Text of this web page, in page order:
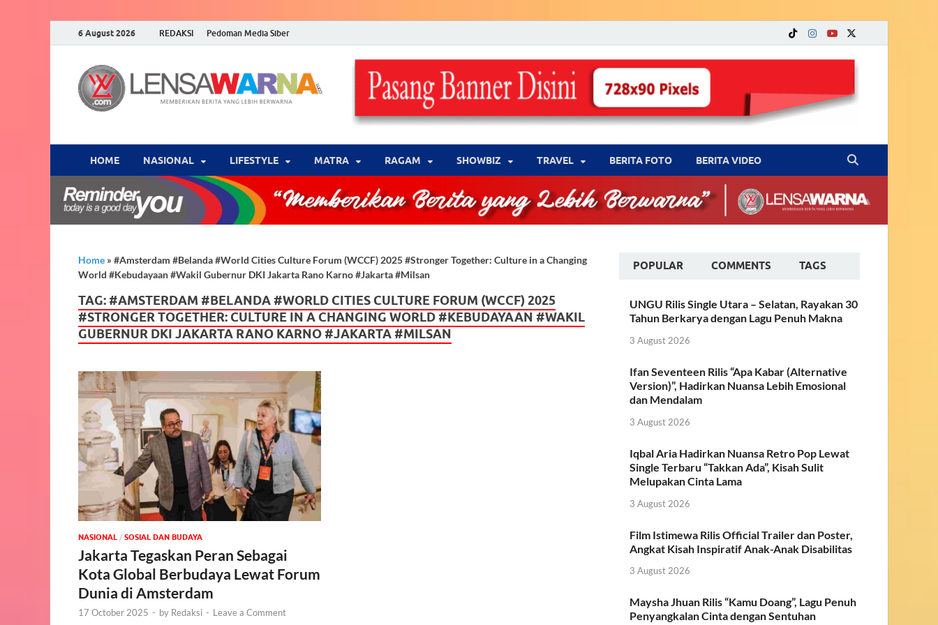
6 August 2026 REDAKSI Pedoman Media Siber
LENSA WARNA .com
Memberikan Berita yang Lebih Berwarna
HOME NASIONAL ‎LIFESTYLE MATRA ‎RAGAM ‎SHOWBIZ ‎TRAVEL BERITA FOTO BERITA VIDEO
Home » #Amsterdam #Belanda #World Cities Culture Forum (WCCF) 2025 #Stronger Together: Culture in a Changing
World #Kebudayaan #Wakil Gubernur DKI Jakarta Rano Karno #Jakarta #Milsan
TAG: #AMSTERDAM #BELANDA #WORLD CITIES CULTURE FORUM (WCCF) 2025
#STRONGER TOGETHER: CULTURE IN A CHANGING WORLD #KEBUDAYAAN #WAKIL
GUBERNUR DKI JAKARTA RANO KARNO #JAKARTA #MILSAN
NASIONAL / SOSIAL DAN BUDAYA
Jakarta Tegaskan Peran Sebagai
Kota Global Berbudaya Lewat Forum
Dunia di Amsterdam
17 October 2025 - by Redaksi - Leave a Comment
POPULAR COMMENTS TAGS
UNGU Rilis Single Utara – Selatan, Rayakan 30
Tahun Berkarya dengan Lagu Penuh Makna
3 August 2026
Ifan Seventeen Rilis “Apa Kabar (Alternative
Version)”, Hadirkan Nuansa Lebih Emosional
dan Mendalam
3 August 2026
Iqbal Aria Hadirkan Nuansa Retro Pop Lewat
Single Terbaru “Takkan Ada”, Kisah Sulit
Melupakan Cinta Lama
3 August 2026
Film Istimewa Rilis Official Trailer dan Poster,
Angkat Kisah Inspiratif Anak-Anak Disabilitas
3 August 2026
Maysha Jhuan Rilis “Kamu Doang”, Lagu Penuh
Penyangkalan Cinta dengan Sentuhan